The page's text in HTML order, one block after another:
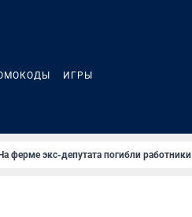
ИГРЫ
На ферме экс-депутата погибли работники